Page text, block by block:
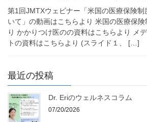
第1回JMTXウェビナー「米国の医療保険制
いて」の動画はこちらより 米国の医療保険
り かかりつけ医のの資料はこちらより メ
トの資料はこちらより (スライド１、 […]
最近の投稿
Dr. Eriのウェルネスコラム
07/20/2026